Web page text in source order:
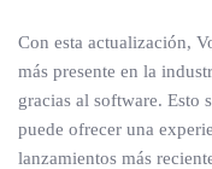
Con esta actualización,
más presente en la
gracias al software. Esto
puede ofrecer una
lanzamientos más